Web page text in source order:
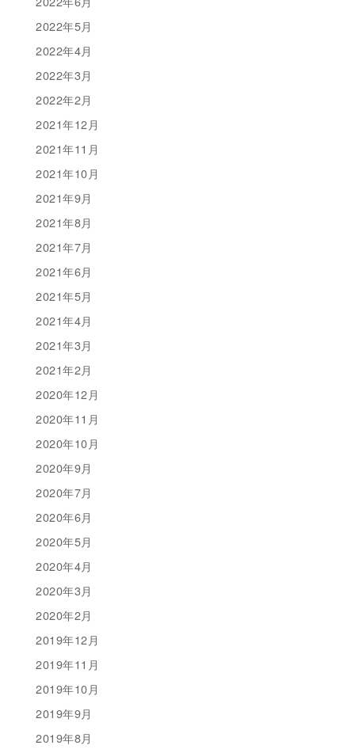
2022年5月
2022年4月
2022年3月
2022年2月
2021年12月
2021年11月
2021年10月
2021年9月
2021年8月
2021年7月
2021年6月
2021年5月
2021年4月
2021年3月
2021年2月
2020年12月
2020年11月
2020年10月
2020年9月
2020年7月
2020年6月
2020年5月
2020年4月
2020年3月
2020年2月
2019年12月
2019年11月
2019年10月
2019年9月
2019年8月